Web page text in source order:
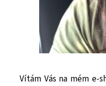
Vítám Vás na mém e-